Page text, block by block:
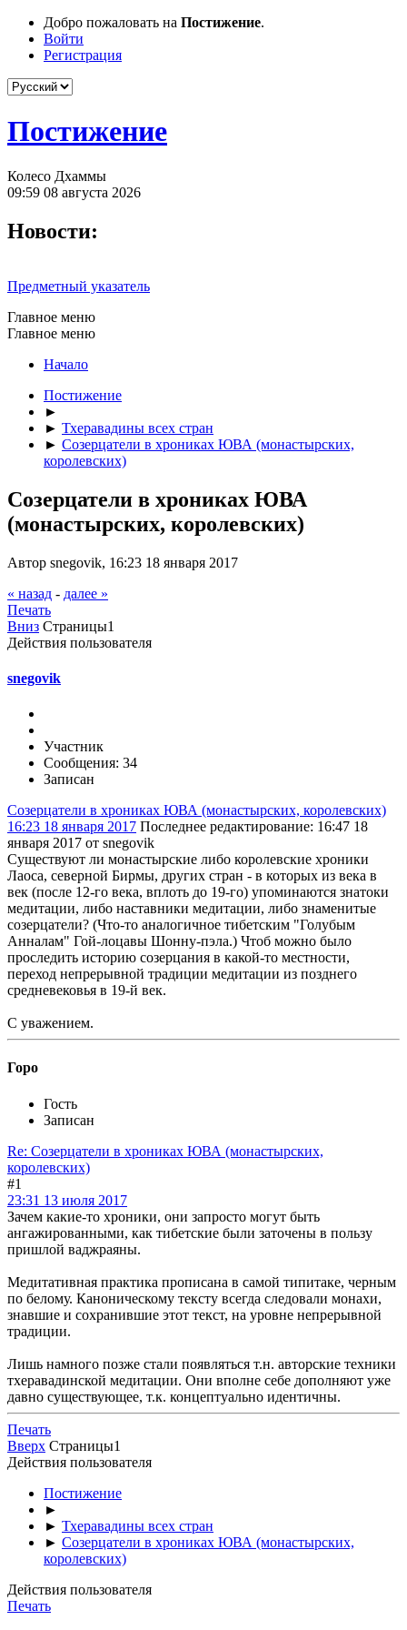
Добро пожаловать на Постижение.
Войти
Регистрация
Постижение
Колесо Дхаммы
09:59 08 августа 2026
Новости:
Предметный указатель
Главное меню
Главное меню
Начало
Постижение
►
► Тхеравадины всех стран
► Созерцатели в хрониках ЮВА (монастырских,
королевских)
Созерцатели в хрониках ЮВА
(монастырских, королевских)
Автор snegovik, 16:23 18 января 2017
« назад - далее »
Печать
Вниз Страницы1
Действия пользователя
snegovik
Участник
Сообщения: 34
Записан
Созерцатели в хрониках ЮВА (монастырских, королевских)
16:23 18 января 2017 Последнее редактирование: 16:47 18
января 2017 от snegovik
Существуют ли монастырские либо королевские хроники
Лаоса, северной Бирмы, других стран - в которых из века в
век (после 12-го века, вплоть до 19-го) упоминаются знатоки
медитации, либо наставники медитации, либо знаменитые
созерцатели? (Что-то аналогичное тибетским "Голубым
Анналам" Гой-лоцавы Шонну-пэла.) Чтоб можно было
проследить историю созерцания в какой-то местности,
переход непрерывной традиции медитации из позднего
средневековья в 19-й век.
С уважением.
Горо
Гость
Записан
Re: Созерцатели в хрониках ЮВА (монастырских,
королевских)
#1
23:31 13 июля 2017
Зачем какие-то хроники, они запросто могут быть
ангажированными, как тибетские были заточены в пользу
пришлой ваджраяны.
Медитативная практика прописана в самой типитаке, черным
по белому. Каноническому тексту всегда следовали монахи,
знавшие и сохранившие этот текст, на уровне непрерывной
традиции.
Лишь намного позже стали появляться т.н. авторские техники
тхеравадинской медитации. Они вполне себе дополняют уже
давно существующее, т.к. концептуально идентичны.
Печать
Вверх Страницы1
Действия пользователя
Постижение
►
► Тхеравадины всех стран
► Созерцатели в хрониках ЮВА (монастырских,
королевских)
Действия пользователя
Печать